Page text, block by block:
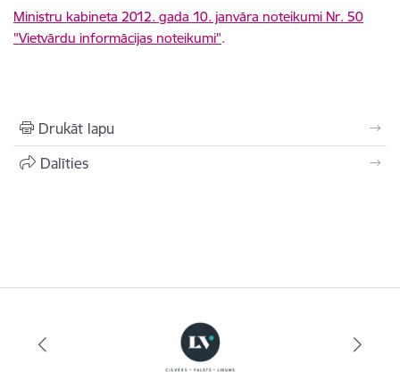
Ministru kabineta 2012. gada 10. janvāra noteikumi Nr. 50
"Vietvārdu informācijas noteikumi".
Drukāt lapu
Dalīties